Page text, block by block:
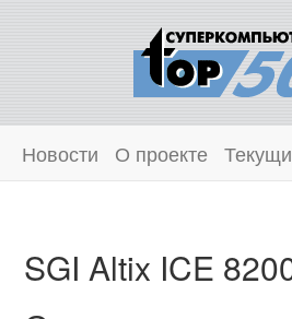
Новости О проекте
SGI Altix ICE